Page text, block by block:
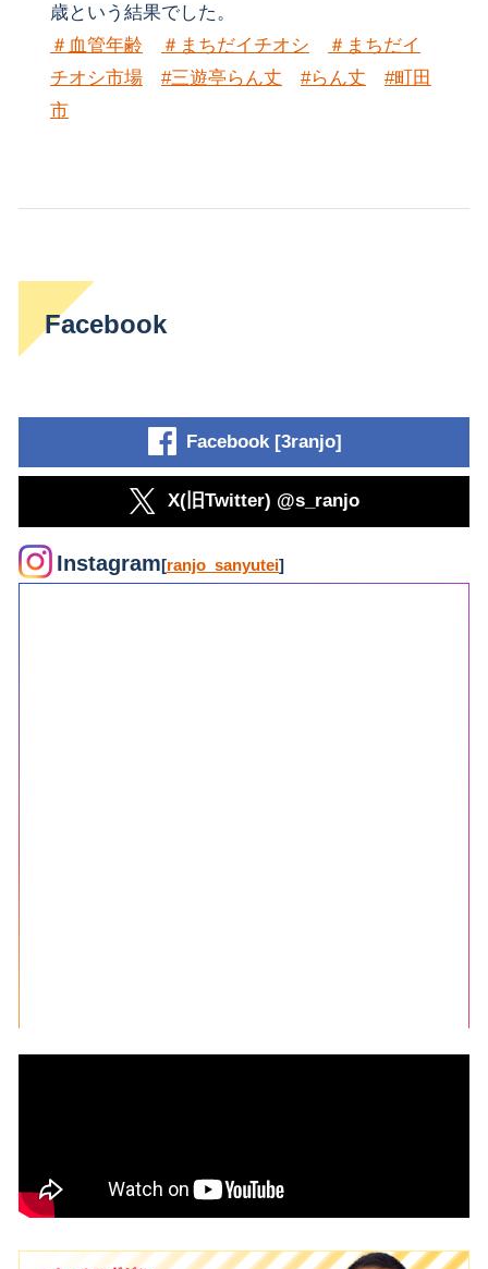
歳という結果でした。
＃血管年齢
＃まちだイチオシ
＃まちだイ
チオシ市場
#三遊亭らん丈 #らん丈
#町田
市
Facebook
Facebook [3ranjo]
X(旧Twitter) @s_ranjo
Instagram[ranjo_sanyutei]